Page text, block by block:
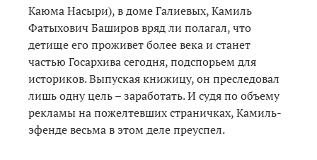
Каюма Насыри), в доме Галиевых, Камиль
Фатыхович Баширов вряд ли полагал, что
детище его проживет более века и станет
частью Госархива сегодня, подспорьем для
историков. Выпуская книжицу, он преследовал
лишь одну цель – заработать. И судя по объему
рекламы на пожелтевших страничках, Камиль-
эфенде весьма в этом деле преуспел.